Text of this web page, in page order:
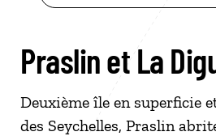
Praslin et La
Deuxième île en superficie
des Seychelles, Praslin